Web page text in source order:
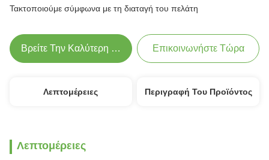
Τακτοποιούμε σύμφωνα με τη διαταγή του πελάτη
Βρείτε Την Καλύτερη Τιμή Επικοινωνήστε Τώρα
Λεπτομέρειες Περιγραφή Του Προϊόντος
Λεπτομέρειες